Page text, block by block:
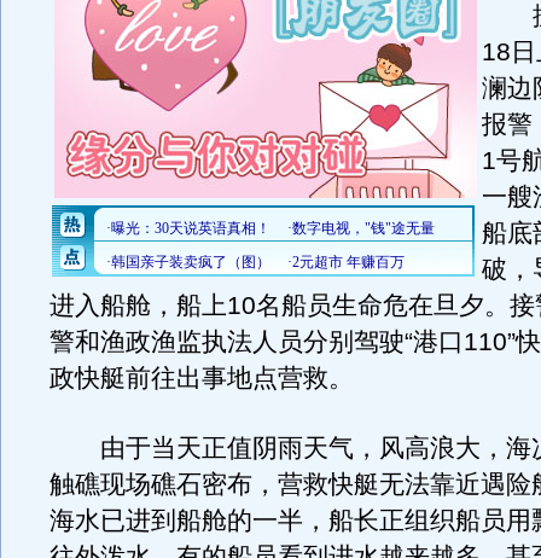
据
18
澜边
报警
1号
一艘
船底
破，
进入船舱，船上10名船员生命危在旦夕。
警和渔政渔监执法人员分别驾驶“港口110”
政快艇前往出事地点营救。
由于当天正值阴雨天气，风高浪大，海
触礁现场礁石密布，营救快艇无法靠近遇险
海水已进到船舱的一半，船长正组织船员用